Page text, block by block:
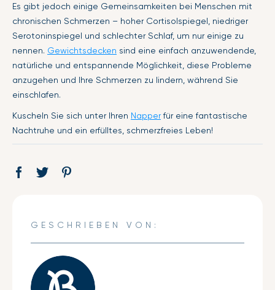
Es gibt jedoch einige Gemeinsamkeiten bei Menschen mit
chronischen Schmerzen – hoher Cortisolspiegel, niedriger
Serotoninspiegel und schlechter Schlaf, um nur einige zu
nennen. Gewichtsdecken sind eine einfach anzuwendende,
natürliche und entspannende Möglichkeit, diese Probleme
anzugehen und Ihre Schmerzen zu lindern, während Sie
einschlafen.
Kuscheln Sie sich unter Ihren Napperfür eine fantastische
Nachtruhe und ein erfülltes, schmerzfreies Leben!
Auf
Öffnet
Tweet
Öffnet
GESCHRIEBEN VON: